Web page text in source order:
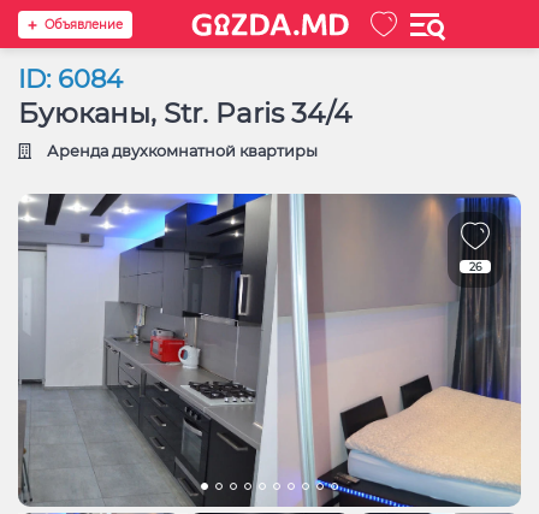
Oбъявление
ID: 6084
Буюканы, Str. Paris 34/4
Аренда двухкомнатной квартиры
26